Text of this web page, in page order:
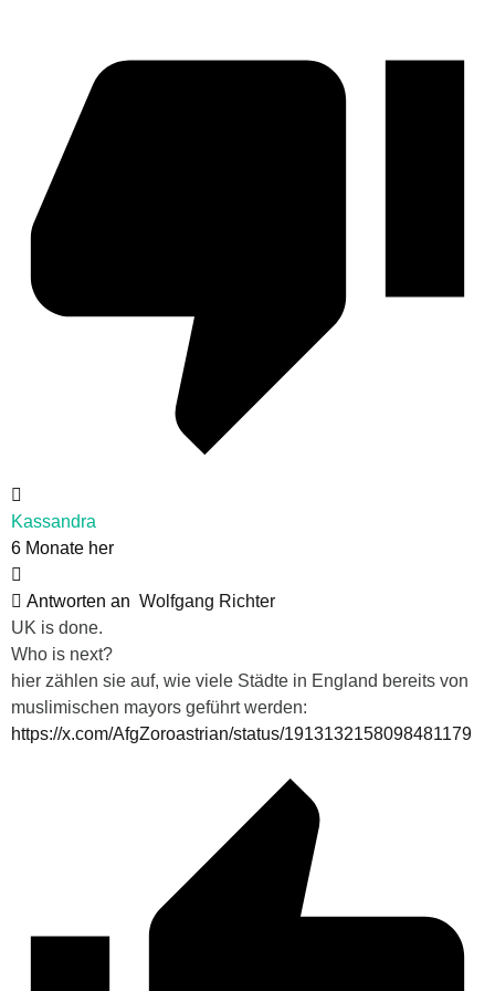
Kassandra
6 Monate her
Antworten an Wolfgang Richter
UK is done.
Who is next?
hier zählen sie auf, wie viele Städte in England bereits von
muslimischen mayors geführt werden:
https://x.com/AfgZoroastrian/status/1913132158098481179